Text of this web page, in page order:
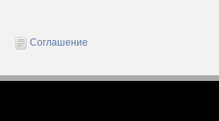
Соглашение